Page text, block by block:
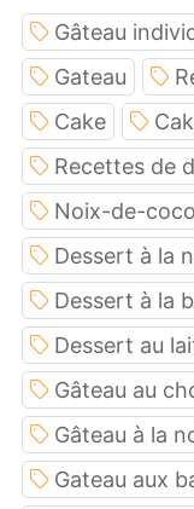
Gâteau
Gateau
Cake
Recettes de
Noix-de-coco
Dessert à la
Dessert à la
Dessert au
Gâteau au
Gâteau à la
Gateau aux